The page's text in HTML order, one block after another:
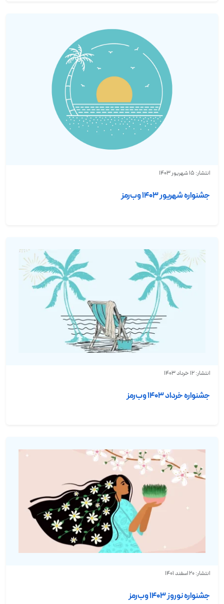
انتشار: 15 شهریور 1403
جشنواره شهریور ۱۴۰۳ وب‌رمز
انتشار: 12 خرداد 1403
جشنواره خرداد ۱۴۰۳ وب‌رمز
انتشار: 20 اسفند 1401
جشنواره نوروز ۱۴۰۳ وب‌رمز